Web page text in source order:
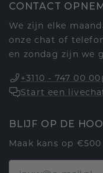
CONTACT
We zijn elke
onze chat of
en zondag zijn we
+3110 - 747 00 00
Start een
BLIJF OP DE
Maak kans op